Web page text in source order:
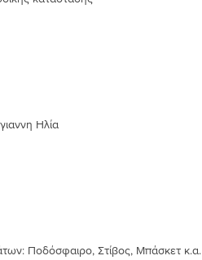
Ηλία
Ποδόσφαιρο, Στίβος, Μπάσκετ κ.α.